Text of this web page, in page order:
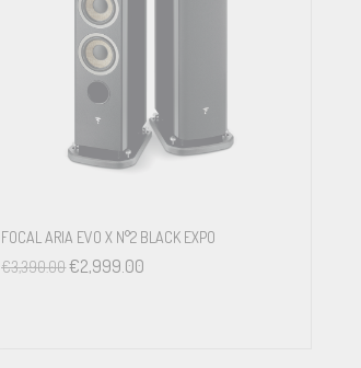
FOCAL ARIA EVO X N°2 BLACK EXPO
€3,390.00€2,999.00